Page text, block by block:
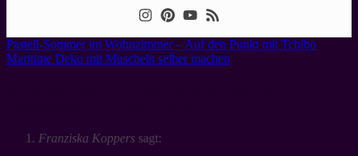
Pastell-Sommer im Wohnzimmer – Auf den Punkt mit Tchibo
Maritime Deko mit Muscheln selber machen
Franziska Koppers sagt: